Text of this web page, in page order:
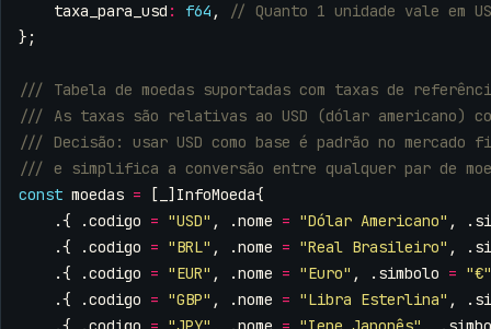
taxa_para_usd : f64 ,
};
const moedas = [ ] InfoMoeda{
.{
.codigo = "USD" , .nome = "Dólar Americano" , .
.{
.codigo = "BRL" , .nome = "Real Brasileiro" , .
.{
.codigo = "EUR" , .nome = "Euro" , . simbolo = "€"
.{
.codigo = "GBP" , .nome = "Libra Esterlina" , .